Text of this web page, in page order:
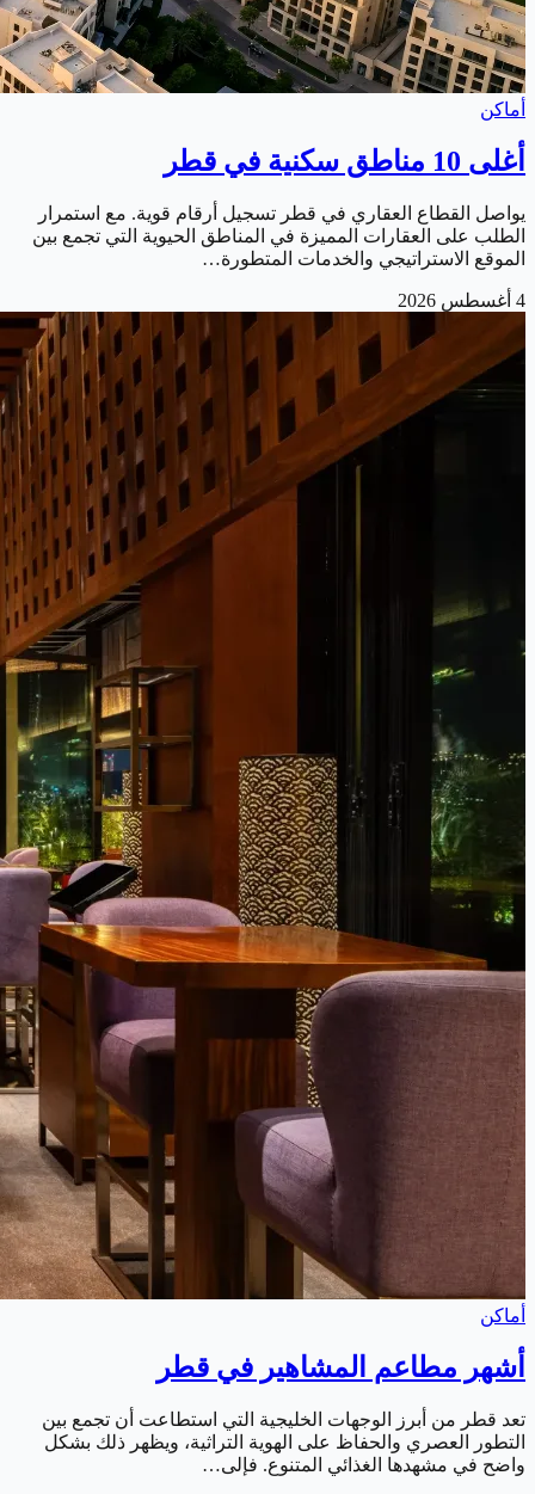
أماكن
أغلى 10 مناطق سكنية في قطر
يواصل القطاع العقاري في قطر تسجيل أرقام قوية. مع استمرار
الطلب على العقارات المميزة في المناطق الحيوية التي تجمع بين
الموقع الاستراتيجي والخدمات المتطورة…
4 أغسطس 2026
أماكن
أشهر مطاعم المشاهير في قطر
تعد قطر من أبرز الوجهات الخليجية التي استطاعت أن تجمع بين
التطور العصري والحفاظ على الهوية التراثية، ويظهر ذلك بشكل
واضح في مشهدها الغذائي المتنوع. فإلى…